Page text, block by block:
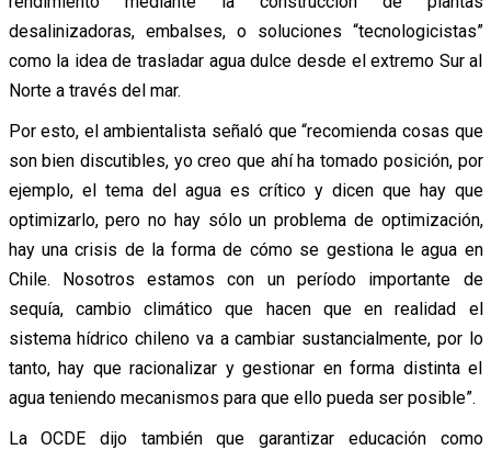
desalinizadoras, embalses, o soluciones “tecnologicistas”
como la idea de trasladar agua dulce desde el extremo Sur al
Norte a través del mar.
Por esto, el ambientalista señaló que “recomienda cosas que
son bien discutibles, yo creo que ahí ha tomado posición, por
ejemplo, el tema del agua es crítico y dicen que hay que
optimizarlo, pero no hay sólo un problema de optimización,
hay una crisis de la forma de cómo se gestiona le agua en
Chile. Nosotros estamos con un período importante de
sequía, cambio climático que hacen que en realidad el
sistema hídrico chileno va a cambiar sustancialmente, por lo
tanto, hay que racionalizar y gestionar en forma distinta el
agua teniendo mecanismos para que ello pueda ser posible”.
La OCDE dijo también que garantizar educación como